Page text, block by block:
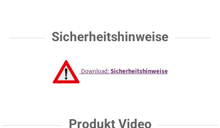
Sicherheitshinweise
Download:Sicherheitshinweise
Produkt Video